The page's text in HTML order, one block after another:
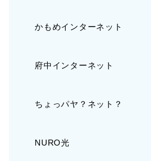
かもめインターネット
府中インターネット
ちょっパヤ？ネット？
NURO光